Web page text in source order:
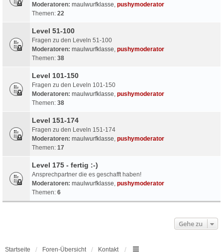
Moderatoren: maulwurfklasse, pushymoderator
Themen: 22
Level 51-100
Fragen zu den Leveln 51-100
Moderatoren: maulwurfklasse, pushymoderator
Themen: 38
Level 101-150
Fragen zu den Leveln 101-150
Moderatoren: maulwurfklasse, pushymoderator
Themen: 38
Level 151-174
Fragen zu den Leveln 151-174
Moderatoren: maulwurfklasse, pushymoderator
Themen: 17
Level 175 - fertig :-)
Ansprechpartner die es geschafft haben!
Moderatoren: maulwurfklasse, pushymoderator
Themen: 6
Gehe zu
Startseite Foren-Übersicht Kontakt